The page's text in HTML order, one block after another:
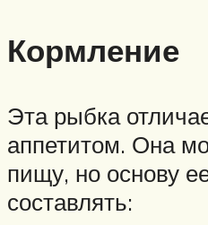
Кормление
Эта рыбка
аппетитом. Она
пищу, но основу
составлять: